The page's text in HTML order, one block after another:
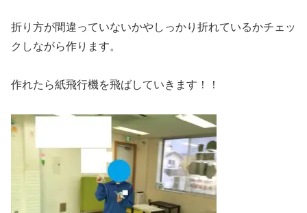
折り方が間違っていないかやしっかり折れているかチェッ
クしながら作ります。
作れたら紙飛行機を飛ばしていきます！！